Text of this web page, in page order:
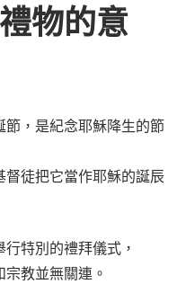
物的意
，是紀念耶穌降生的節
徒把它當作耶穌的誕辰
特別的禮拜儀式，
教並無關連。